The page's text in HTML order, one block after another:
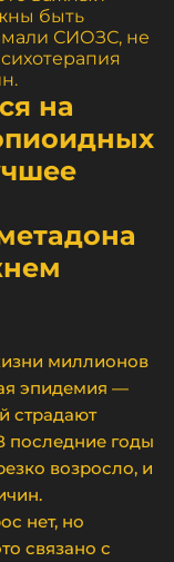
быть
СИОЗС, не
на
миллионов
эпидемия —
страдают
последние годы
возросло, и
нет, но
связано с